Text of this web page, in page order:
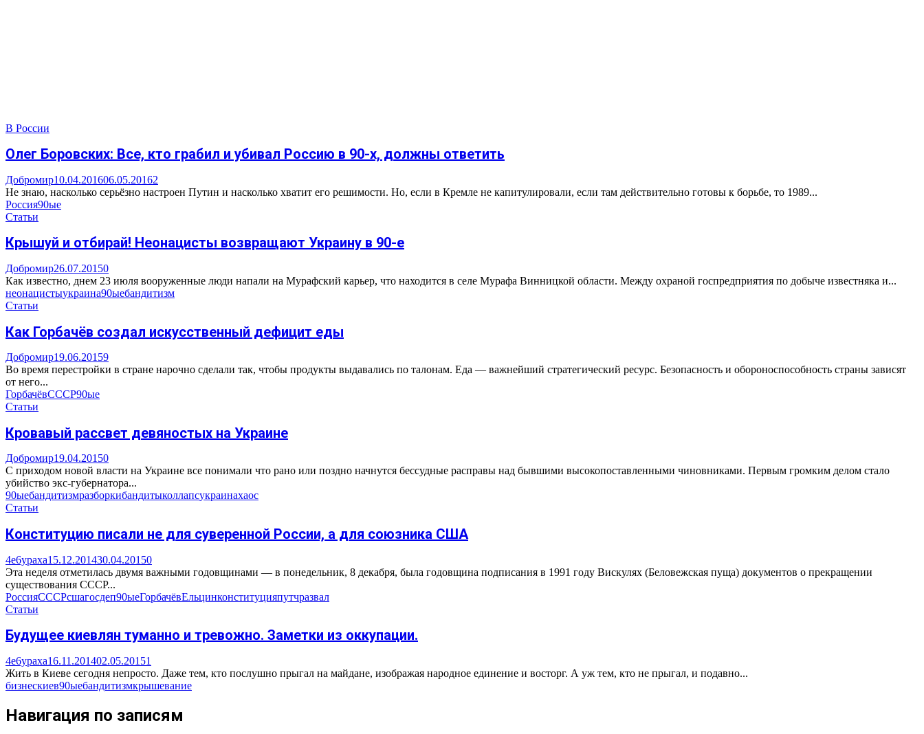
В России
Олег Боровских: Все, кто грабил и убивал Россию в 90-х, должны ответить
Добромир10.04.201606.05.20162
Не знаю, насколько серьёзно настроен Путин и насколько хватит его решимости. Но, если в Кремле не капитулировали, если там действительно готовы к борьбе, то 1989...
Россия90ые
Статьи
Крышуй и отбирай! Неонацисты возвращают Украину в 90-е
Добромир26.07.20150
Как известно, днем 23 июля вооруженные люди напали на Мурафский карьер, что находится в селе Мурафа Винницкой области. Между охраной госпредприятия по добыче известняка и...
неонацистыукраина90ыебандитизм
Статьи
Как Горбачёв создал искусственный дефицит еды
Добромир19.06.20159
Во время перестройки в стране нарочно сделали так, чтобы продукты выдавались по талонам. Еда — важнейший стратегический ресурс. Безопасность и обороноспособность страны зависят
от него...
ГорбачёвСССР90ые
Статьи
Кровавый рассвет девяностых на Украине
Добромир19.04.20150
С приходом новой власти на Украине все понимали что рано или поздно начнутся бессудные расправы над бывшими высокопоставленными чиновниками. Первым громким делом стало
убийство экс-губернатора...
90ыебандитизмразборкибандитыколлапсукраинахаос
Статьи
Конституцию писали не для суверенной России, а для союзника США
4e6ypaxa15.12.201430.04.20150
Эта неделя отметилась двумя важными годовщинами — в понедельник, 8 декабря, была годовщина подписания в 1991 году Вискулях (Беловежская пуща) документов о прекращении
существования СССР...
РоссияСССРсшагосдеп90ыеГорбачёвЕльцинконституцияпутчразвал
Статьи
Будущее киевлян туманно и тревожно. Заметки из оккупации.
4e6ypaxa16.11.201402.05.20151
Жить в Киеве сегодня непросто. Даже тем, кто послушно прыгал на майдане, изображая народное единение и восторг. А уж тем, кто не прыгал, и подавно...
бизнескиев90ыебандитизмкрышевание
Навигация по записям